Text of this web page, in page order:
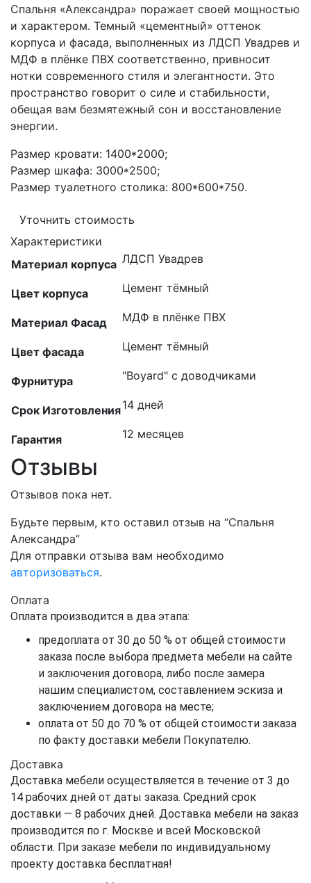
Спальня «Александра» поражает своей мощностью
и характером. Темный «цементный» оттенок
корпуса и фасада, выполненных из ЛДСП Увадрев и
МДФ в плёнке ПВХ соответственно, привносит
нотки современного стиля и элегантности. Это
пространство говорит о силе и стабильности,
обещая вам безмятежный сон и восстановление
энергии.
Размер кровати: 1400*2000;
Размер шкафа: 3000*2500;
Размер туалетного столика: 800*600*750.
Уточнить стоимость
Характеристики
Материал корпуса ЛДСП Увадрев
Цвет корпуса Цемент тёмный
Материал Фасад МДФ в плёнке ПВХ
Цвет фасада Цемент тёмный
Фурнитура "Boyard" с доводчиками
Срок Изготовления14 дней
Гарантия 12 месяцев
Отзывы
Отзывов пока нет.
Будьте первым, кто оставил отзыв на “Спальня
Александра”
Для отправки отзыва вам необходимо
авторизоваться.
Оплата
Оплата производится в два этапа:
предоплата от 30 до 50 % от общей стоимости
заказа после выбора предмета мебели на сайте
и заключения договора, либо после замера
нашим специалистом, составлением эскиза и
заключением договора на месте;
оплата от 50 до 70 % от общей стоимости заказа
по факту доставки мебели Покупателю.
Доставка
Доставка мебели осуществляется в течение от 3 до
14 рабочих дней от даты заказа. Средний срок
доставки — 8 рабочих дней. Доставка мебели на заказ
производится по г. Москве и всей Московской
области. При заказе мебели по индивидуальному
проекту доставка бесплатная!